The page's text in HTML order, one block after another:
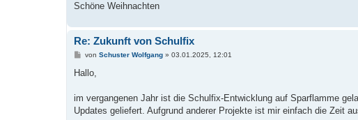
Schöne Weihnachten
Re: Zukunft von Schulfix
B
i
a
von Schuster Wolfgang» 03.01.2025, 12:01
Hallo,
im vergangenen Jahr ist die Schulfix-Entwicklung auf Sparflamme
Updates geliefert. Aufgrund anderer Projekte ist mir einfach die Zeit